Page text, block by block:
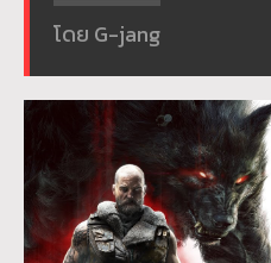
โดย G-jang